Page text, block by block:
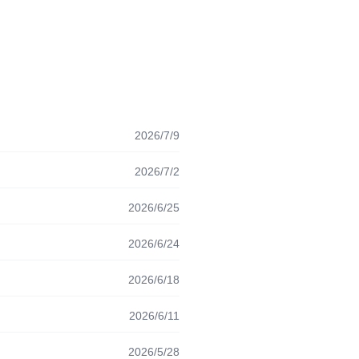
2026/7/9
2026/7/2
2026/6/25
2026/6/24
2026/6/18
2026/6/11
2026/5/28